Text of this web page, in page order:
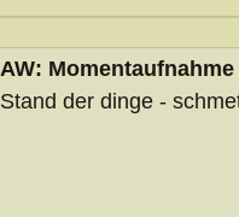
AW: Momentaufnahme
Stand der dinge -